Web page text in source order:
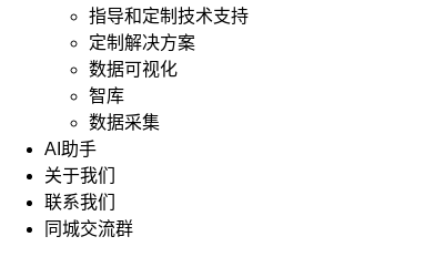
指导和定制技术支持
定制解决方案
数据可视化
智库
数据采集
AI助手
关于我们
联系我们
同城交流群